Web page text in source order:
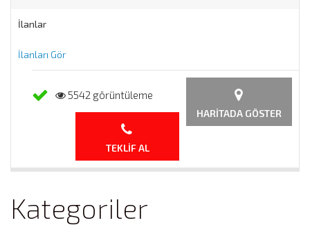
İlanlar
İlanları Gör
5542 görüntüleme
HARITADA GÖSTER
TEKLIF AL
Kategoriler